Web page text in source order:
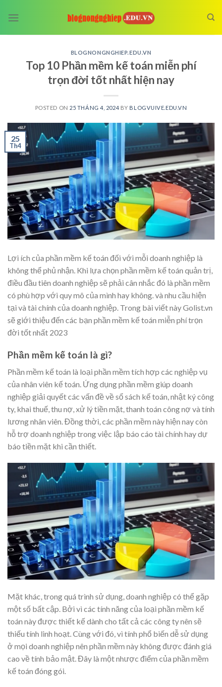
BLOGNONGNGHIEP.EDU.VN
Top 10 Phần mềm kế toán miễn phí
trọn đời tốt nhất hiện nay
POSTED ON 25 THÁNG 4, 2024 BY BLOGVUIVE.EDU.VN
25
Th4
Lợi ích của phần mềm kế toán đối với mỗi doanh nghiệp là
không thể phủ nhận. Khi lựa chọn phần mềm kế toán quản trị,
điều đầu tiên doanh nghiệp sẽ phải cân nhắc đó là phần mềm
có phù hợp với quy mô của mình hay không. và nhu cầu hiện
tại và tài chính của doanh nghiệp. Trong bài viết này Golist.vn
sẽ giới thiệu đến các bạn phần mềm kế toán miễn phí trọn
đời tốt nhất 2023
Phần mềm kế toán là gì?
Phần mềm kế toán là loại phần mềm tích hợp các nghiệp vụ
của nhân viên kế toán. Ứng dụng phần mềm giúp doanh
nghiệp giải quyết các vấn đề về sổ sách kế toán, nhật ký công
ty, khai thuế, thu nợ, xử lý tiền mặt, thanh toán công nợ và tính
lương nhân viên. Đồng thời, các phần mềm này hiện nay còn
hỗ trợ doanh nghiệp trong việc lập báo cáo tài chính hay dự
báo tiền mặt khi cần thiết.
Mặt khác, trong quá trình sử dụng, doanh nghiệp có thể gặp
một số bất cập. Bởi vì các tính năng của loại phần mềm kế
toán này được thiết kế dành cho tất cả các công ty nên sẽ
thiếu tính linh hoạt. Cùng với đó, vì tính phổ biến dễ sử dụng
ở mọi doanh nghiệp nên phần mềm này không được đánh giá
cao về tính bảo mật. Đây là một nhược điểm của phần mềm
kế toán đóng gói.